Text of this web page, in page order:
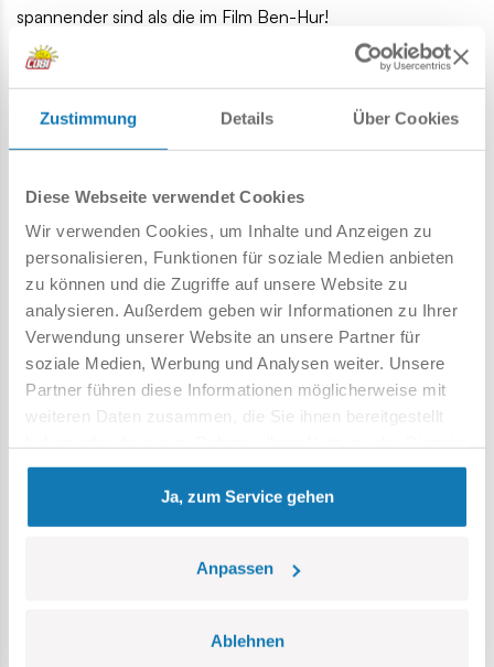
Zustimmung Details Über Cookies
Diese Webseite verwendet Cookies
Wir verwenden Cookies, um Inhalte und Anzeigen zu
personalisieren, Funktionen für soziale Medien anbieten
zu können und die Zugriffe auf unsere Website zu
analysieren. Außerdem geben wir Informationen zu Ihrer
Verwendung unserer Website an unsere Partner für
soziale Medien, Werbung und Analysen weiter. Unsere
Partner führen diese Informationen möglicherweise mit
weiteren Daten zusammen, die Sie ihnen bereitgestellt
gesammelt haben.
Ja, zum Service gehen
Anpassen
Ablehnen
spannender sind als die im Film Ben-Hur!
Bauen Sie Geschichte, Stein für Stein!
93 hochwertige Elemente,
die Sicherheitsstandards für Kinderprodukte erfüllen,
Blöcke mit Aufdrucken verformen sich nicht und
verblassen nicht beim Spielen oder unter
1 Figur mit Zubehör,
zwei Pferdefiguren und ein Streitwagen,
Spezifikation
13 cm / 5.1″
93